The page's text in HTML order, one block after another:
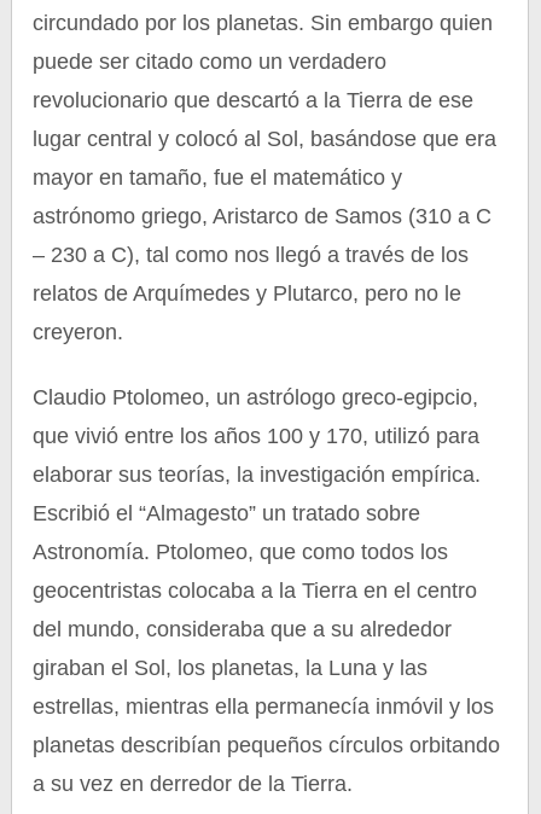
circundado por los planetas. Sin embargo quien
puede ser citado como un verdadero
revolucionario que descartó a la Tierra de ese
lugar central y colocó al Sol, basándose que era
mayor en tamaño, fue el matemático y
astrónomo griego, Aristarco de Samos (310 a C
– 230 a C), tal como nos llegó a través de los
relatos de Arquímedes y Plutarco, pero no le
creyeron.
Claudio Ptolomeo, un astrólogo greco-egipcio,
que vivió entre los años 100 y 170, utilizó para
elaborar sus teorías, la investigación empírica.
Escribió el “Almagesto” un tratado sobre
Astronomía. Ptolomeo, que como todos los
geocentristas colocaba a la Tierra en el centro
del mundo, consideraba que a su alrededor
giraban el Sol, los planetas, la Luna y las
estrellas, mientras ella permanecía inmóvil y los
planetas describían pequeños círculos orbitando
a su vez en derredor de la Tierra.